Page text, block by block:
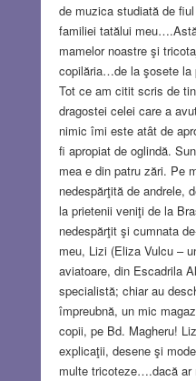
de muzica studiată de
familiei tatălui
mamelor noastre şi
copilăria…de la şosete la
Tot ce am citit scris de
dragostei celei care a
nimic îmi este atât de
fi apropiat de oglindă.
mea e din patru zări. Pe
nedespărţită de andrele,
la prietenii veniţi de la
nedespărţit şi cumnata
meu, Lizi (Eliza Vulcu –
aviatoare, din Escadrila
specialistă; chiar au
împreubnă, un mic
copii, pe Bd. Magheru!
explicaţii, desene şi
multe tricoteze….dacă ar